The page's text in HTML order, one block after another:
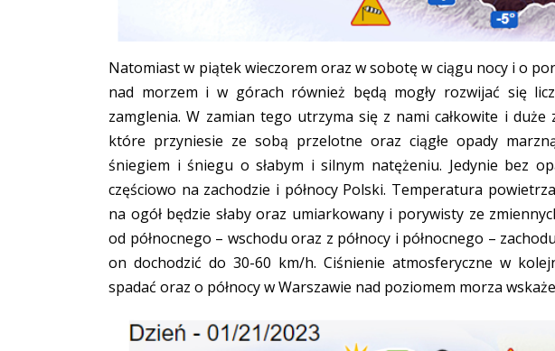
Natomiast w piątek wieczorem oraz w sobotę w ciągu nocy i o
nad morzem i w górach również będą mogły rozwijać się
zamglenia. W zamian tego utrzyma się z nami całkowite i duże
które przyniesie ze sobą przelotne oraz ciągłe opady
śniegiem i śniegu o słabym i silnym natężeniu. Jedynie bez
częściowo na zachodzie i północy Polski. Temperatura
na ogół będzie słaby oraz umiarkowany i porywisty ze
od północnego – wschodu oraz z północy i północnego –
on dochodzić do 30-60 km/h. Ciśnienie atmosferyczne w
spadać oraz o północy w Warszawie nad poziomem morza